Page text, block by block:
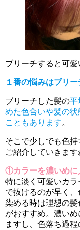
ブリーチすると可
１番の悩みはブリ
ブリーチした髪の平
めた色合いや髪の
こともあります。
そこで少しでも色
ご紹介していきます
①カラーを濃いめに
特に淡く可愛いカ
で抜けるのが早く
染める時は理想の
がおすすめ。濃い
ますし、色落ち過